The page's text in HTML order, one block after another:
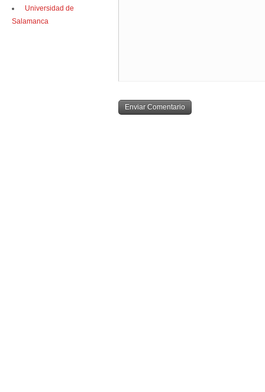
Universidad de
Salamanca